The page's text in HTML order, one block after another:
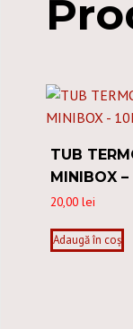
TUB
MINIBOX –
20,00 lei
Adaugă în coș